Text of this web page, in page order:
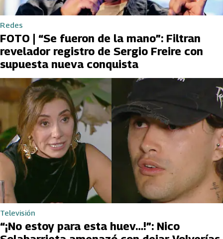
Redes
FOTO | “Se fueron de la mano”: Filtran
revelador registro de Sergio Freire con
supuesta nueva conquista
Televisión
“¡No estoy para esta huev…!”: Nico